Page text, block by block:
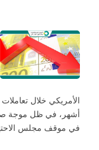
الأمريكي خلال
أشهر، في ظل موجة
في موقف مجلس